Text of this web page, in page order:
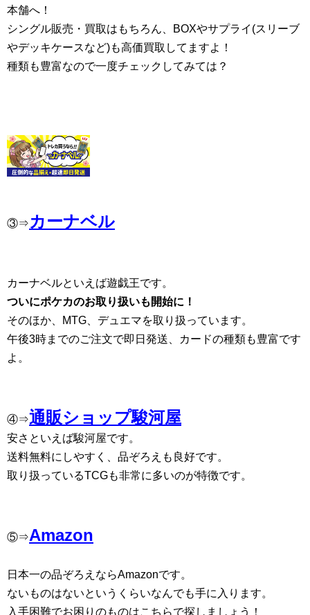
本舗へ！
シングル販売・買取はもちろん、BOXやサプライ(スリーブ
やデッキケースなど)も高価買取してますよ！
種類も豊富なので一度チェックしてみては？
③⇒ カーナベル
カーナベルといえば遊戯王です。
ついにポケカのお取り扱いも開始に！
そのほか、MTG、デュエマを取り扱っています。
午後3時までのご注文で即日発送、カードの種類も豊富です
よ。
④⇒通販ショップ駿河屋
安さといえば駿河屋です。
送料無料にしやすく、品ぞろえも良好です。
取り扱っているTCGも非常に多いのが特徴です。
⑤⇒Amazon
日本一の品ぞろえならAmazonです。
ないものはないというくらいなんでも手に入ります。
入手困難でお困りのものはこちらで探しましょう！